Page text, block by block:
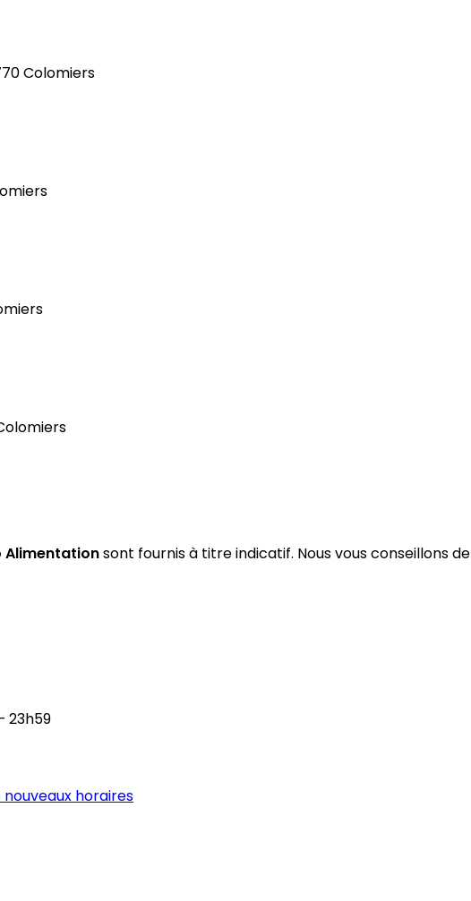
Colomiers
Alimentationsont fournis à titre indicatif. Nous vous conseillons de
23h59
horaires